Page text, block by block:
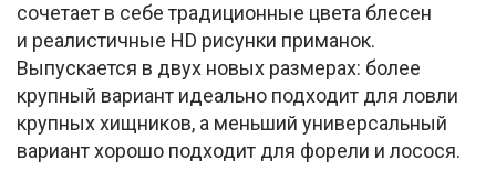
сочетает в себе традиционные цвета блесен
и реалистичные HD рисунки приманок.
Выпускается в двух новых размерах: более
крупный вариант идеально подходит для ловли
крупных хищников, а меньший универсальный
вариант хорошо подходит для форели и лосося.